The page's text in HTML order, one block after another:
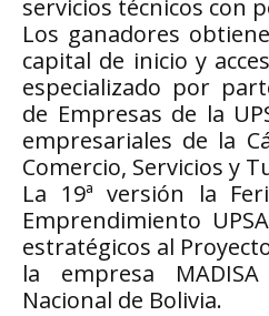
servicios técnicos con
Los ganadores
capital de inicio y
especializado por
de Empresas de la
empresariales de la
Comercio, Servicios y
La 19ª versión la
Emprendimiento
estratégicos al
la empresa
Nacional de Bolivia.